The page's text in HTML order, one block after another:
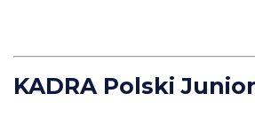
KADRA Polski